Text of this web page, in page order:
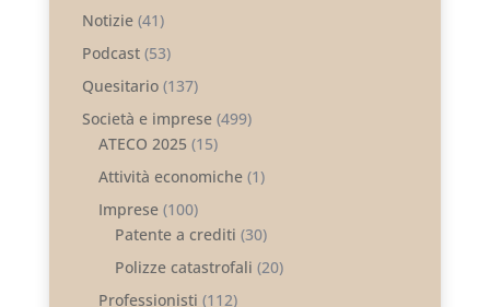
Notizie(41)
Podcast(53)
Quesitario(137)
Società e imprese(499)
ATECO 2025 (15)
Attività economiche(1)
Imprese(100)
Patente a crediti (30)
Polizze catastrofali (20)
Professionisti (112)